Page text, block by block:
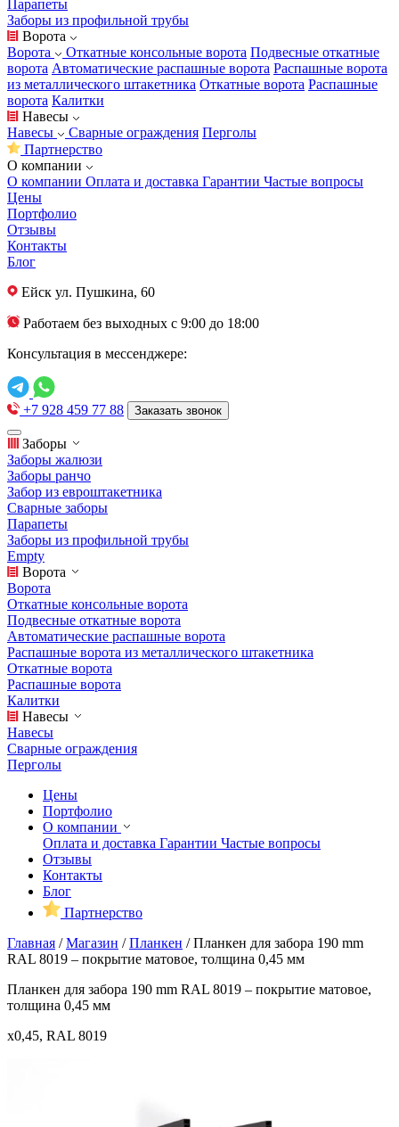
Парапеты
Заборы из профильной трубы
Ворота
Ворота
Откатные консольные ворота Подвесные откатные
ворота Автоматические распашные ворота Распашные ворота
из металлического штакетника Откатные ворота Распашные
ворота Калитки
Навесы
Навесы
Сварные ограждения Перголы
Партнерство
О компании
О компании Оплата и доставка Гарантии Частые вопросы
Цены
Портфолио
Отзывы
Контакты
Блог
Ейск ул. Пушкина, 60
Работаем без выходных с 9:00 до 18:00
Консультация в мессенджере:
+7 928 459 77 88 Заказать звонок
Заборы
Заборы жалюзи
Заборы ранчо
Забор из евроштакетника
Сварные заборы
Парапеты
Заборы из профильной трубы
Empty
Ворота
Ворота
Откатные консольные ворота
Подвесные откатные ворота
Автоматические распашные ворота
Распашные ворота из металлического штакетника
Откатные ворота
Распашные ворота
Калитки
Навесы
Навесы
Сварные ограждения
Перголы
Цены
Портфолио
О компании
Оплата и доставка Гарантии Частые вопросы
Отзывы
Контакты
Блог
Партнерство
Главная /Магазин /Планкен /Планкен для забора 190 mm
RAL 8019 – покрытие матовое, толщина 0,45 мм
Планкен для забора 190 mm RAL 8019 – покрытие матовое,
толщина 0,45 мм
x0,45, RAL 8019